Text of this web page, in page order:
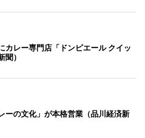
カレー専門店「ドンピエール クイッ
）
ーの文化」が本格営業（品川経済新